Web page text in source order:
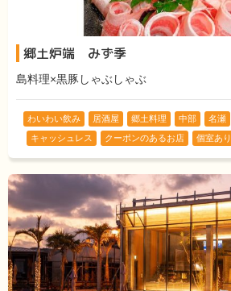
郷土炉端 みず季
島料理×黒豚しゃぶしゃぶ
わいわい飲み 居酒屋 郷土料理 中部 名瀬
キャッシュレス
クーポンのあるお店 個室あり